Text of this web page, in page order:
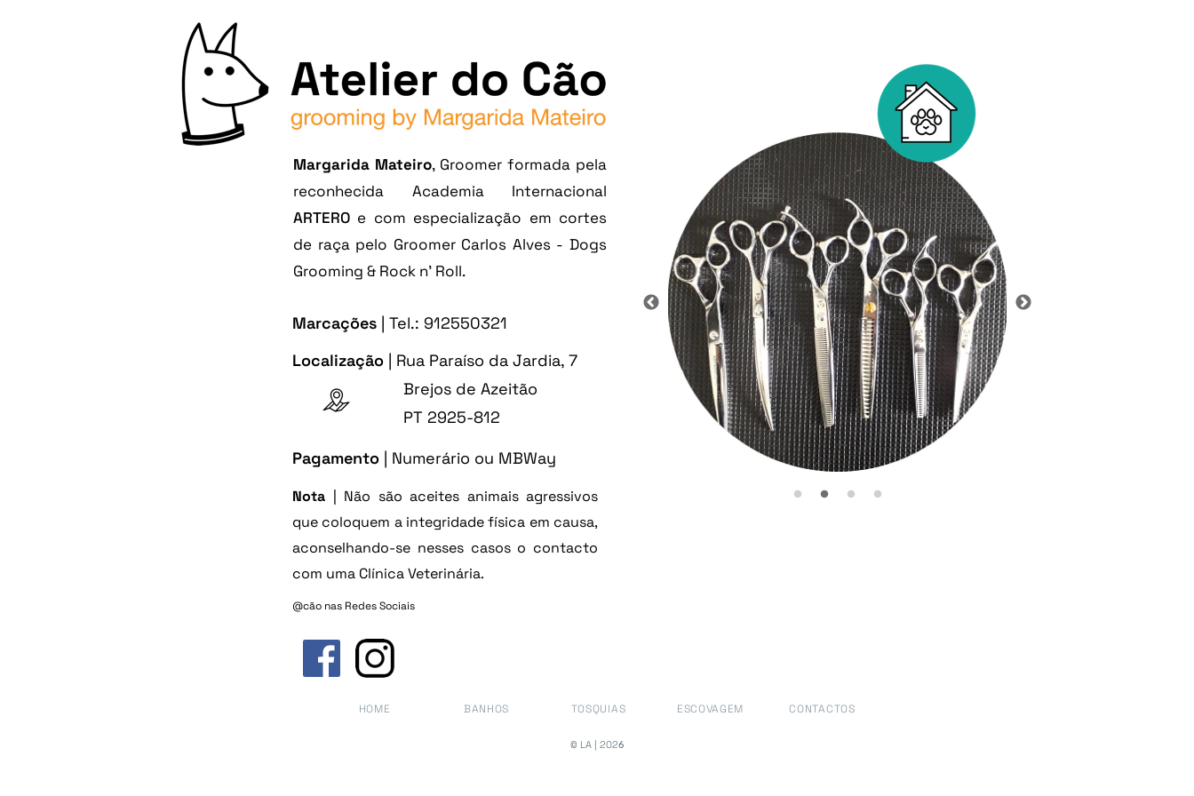
Margarida Mateiro, Groomer formada pela
reconhecida Academia Internacional
ARTERO e com especialização em cortes
de raça pelo Groomer Carlos Alves - Dogs
Grooming & Rock n’ Roll.
Marcações | Tel.: 912550321
Localização | Rua Paraíso da Jardia, 7
Brejos de Azeitão
PT 2925-812
Pagamento | Numerário ou MBWay
Nota | Não são aceites animais agressivos
que coloquem a integridade física em causa,
aconselhando-se nesses casos o contacto
com uma Clínica Veterinária.
@cão nas Redes Sociais
HOME BANHOS TOSQUIAS ESCOVAGEM CONTACTOS
© LA | 2026